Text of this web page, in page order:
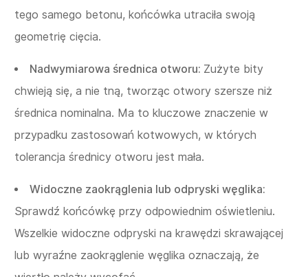
tego samego betonu, końcówka utraciła swoją
geometrię cięcia.
Nadwymiarowa średnica otworu: Zużyte bity
chwieją się, a nie tną, tworząc otwory szersze niż
średnica nominalna. Ma to kluczowe znaczenie w
przypadku zastosowań kotwowych, w których
tolerancja średnicy otworu jest mała.
Widoczne zaokrąglenia lub odpryski węglika:
Sprawdź końcówkę przy odpowiednim oświetleniu.
Wszelkie widoczne odpryski na krawędzi skrawającej
lub wyraźne zaokrąglenie węglika oznaczają, że